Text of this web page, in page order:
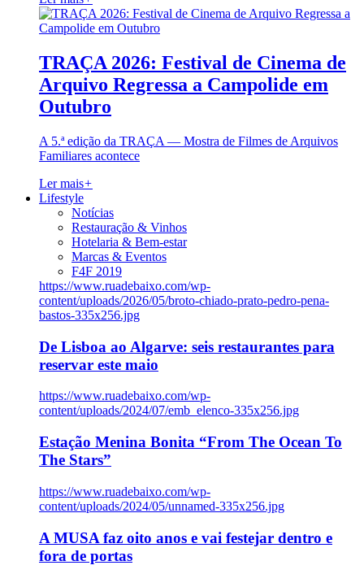
TRAÇA 2026: Festival de Cinema de
Arquivo Regressa a Campolide em
Outubro
A 5.ª edição da TRAÇA — Mostra de Filmes de Arquivos
Familiares acontece
Ler mais+
Lifestyle
Notícias
Restauração & Vinhos
Hotelaria & Bem-estar
Marcas & Eventos
F4F 2019
https://www.ruadebaixo.com/wp-
content/uploads/2026/05/broto-chiado-prato-pedro-pena-
bastos-335x256.jpg
De Lisboa ao Algarve: seis restaurantes para
reservar este maio
https://www.ruadebaixo.com/wp-
content/uploads/2024/07/emb_elenco-335x256.jpg
Estação Menina Bonita “From The Ocean To
The Stars”
https://www.ruadebaixo.com/wp-
content/uploads/2024/05/unnamed-335x256.jpg
A MUSA faz oito anos e vai festejar dentro e
fora de portas